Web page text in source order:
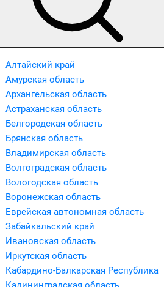
Алтайский край
Амурская область
Архангельская область
Астраханская область
Белгородская область
Брянская область
Владимирская область
Волгоградская область
Вологодская область
Воронежская область
Еврейская автономная область
Забайкальский край
Ивановская область
Иркутская область
Кабардино-Балкарская Республика